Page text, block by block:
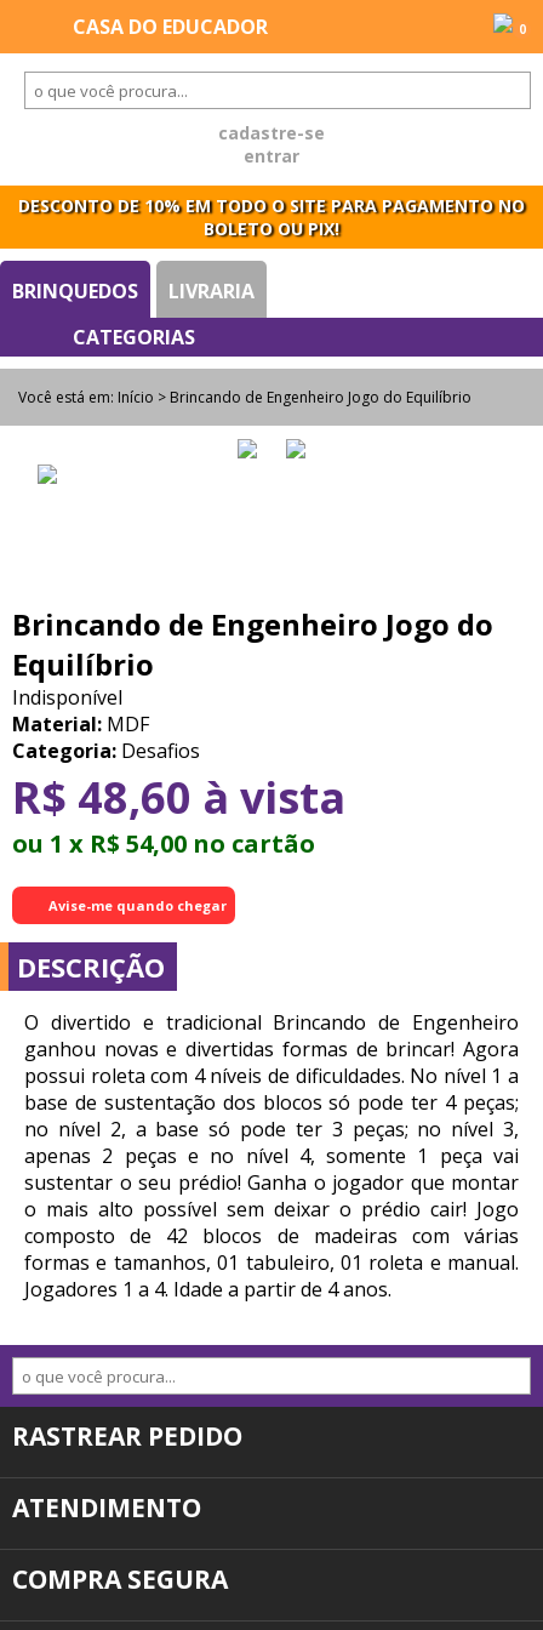
0
cadastre-se
entrar
DESCONTO DE 10% EM TODO O SITE PARA PAGAMENTO NO
BOLETO OU PIX!
BRINQUEDOS LIVRARIA
Você está em: Início > Brincando de Engenheiro Jogo do Equilíbrio
Brincando de Engenheiro Jogo do
Equilíbrio
Indisponível
Material: MDF
Categoria: Desafios
R$ 48,60 à vista
ou 1 x R$ 54,00 no cartão
Avise-me quando chegar
DESCRIÇÃO
O divertido e tradicional Brincando de Engenheiro
ganhou novas e divertidas formas de brincar! Agora
possui roleta com 4 níveis de dificuldades. No nível 1 a
base de sustentação dos blocos só pode ter 4 peças;
no nível 2, a base só pode ter 3 peças; no nível 3,
apenas 2 peças e no nível 4, somente 1 peça vai
sustentar o seu prédio! Ganha o jogador que montar
o mais alto possível sem deixar o prédio cair! Jogo
composto de 42 blocos de madeiras com várias
formas e tamanhos, 01 tabuleiro, 01 roleta e manual.
Jogadores 1 a 4. Idade a partir de 4 anos.
RASTREAR PEDIDO
ATENDIMENTO
COMPRA SEGURA